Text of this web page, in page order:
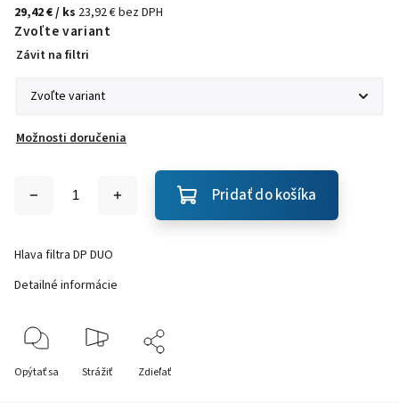
29,42 €/ ks 23,92 € bez DPH
Zvoľte variant
Závit na filtri
Možnosti doručenia
Pridať do košíka
Hlava filtra DP DUO
Detailné informácie
Opýtať sa Strážiť Zdieľať